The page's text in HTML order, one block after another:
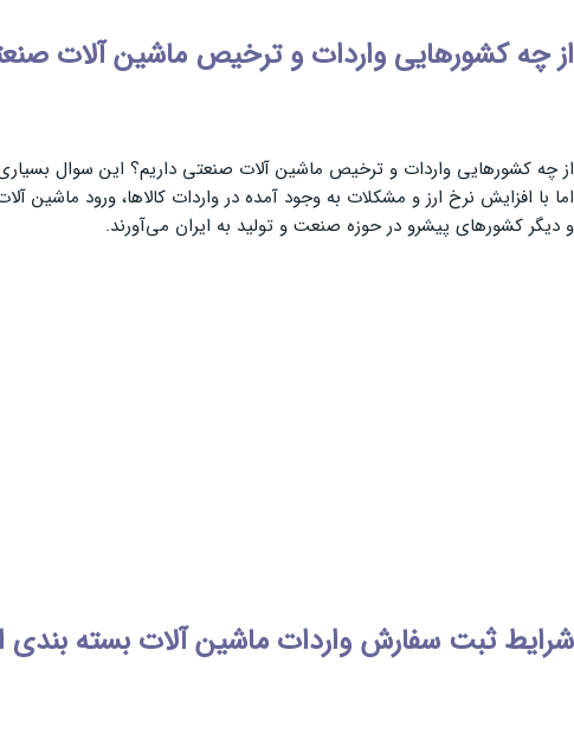
از چه کشورهایی واردات و ترخیص ماشین آلات
از چه کشورهایی واردات و ترخیص ماشین آلات صنعتی داریم؟ این سوال
اما با افزایش نرخ ارز و مشکلات به وجود آمده در واردات کالاها، ورود
و دیگر کشورهای پیشرو در حوزه صنعت و تولید به ایران می‌آورند.
شرایط ثبت سفارش واردات ماشین آلات بسته